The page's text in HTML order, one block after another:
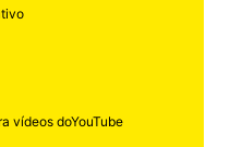
vídeos doYouTube